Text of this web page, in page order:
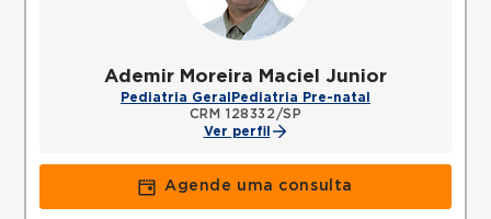
Ademir Moreira Maciel Junior
Pediatria Geral Pediatria Pre-natal
CRM 128332/SP
Ver perfil
Agende uma consulta